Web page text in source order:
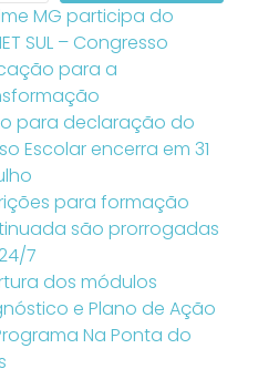
MG participa do
SUL – Congresso
para a
para declaração do
Escolar encerra em 31
para formação
são prorrogadas
7
dos módulos
e Plano de Ação
Na Ponta do